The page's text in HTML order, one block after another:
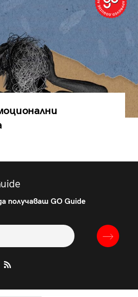
получаваш GO Guide